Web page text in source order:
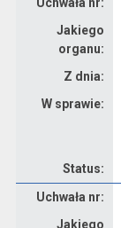
Jakiego
organu:
Z dnia:
W sprawie:
Status:
Uchwała nr:
Jakiego